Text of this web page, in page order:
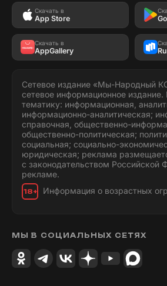
Скачать в
App Store
Скачать в
AppGallery
Сетевое издание «Мы-Народный
сетевое информационное
тематику: информационная,
информационно-аналитическая;
справочная, общественно-
общественно-политическая;
социальная; социально-
юридическая; реклама
с законодательством Российской
рекламе.
18+ Информация о возрастных
МЫ В СОЦИАЛЬНЫХ СЕТЯХ